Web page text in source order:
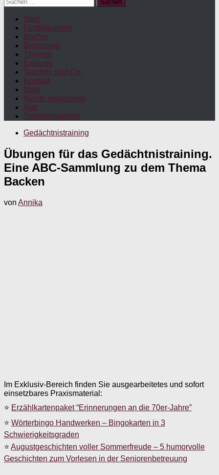
nach:
Start
Fortbildungen
Bücher
Betreuung
Themen
Exklusiv
Taschen und Co.
Kontakt
Maw
Nichts verpassen!
App
Stellenangebote
Gedächtnistraining
Übungen für das Gedächtnistraining.
Eine ABC-Sammlung zu dem Thema
Backen
von Annika
Im Exklusiv-Bereich finden Sie ausgearbeitetes und sofort
einsetzbares Praxismaterial:
⭐ Erzählkartenpaket “Erinnerungen an die 70er-Jahre”
⭐ Wörterbingo Handwerken – Bingokarten in 3
Schwierigkeitsgraden
⭐ Augustgeschichten voller Sommerfreude – 5 humorvolle
Geschichten zum Vorlesen in der Seniorenbetreuung